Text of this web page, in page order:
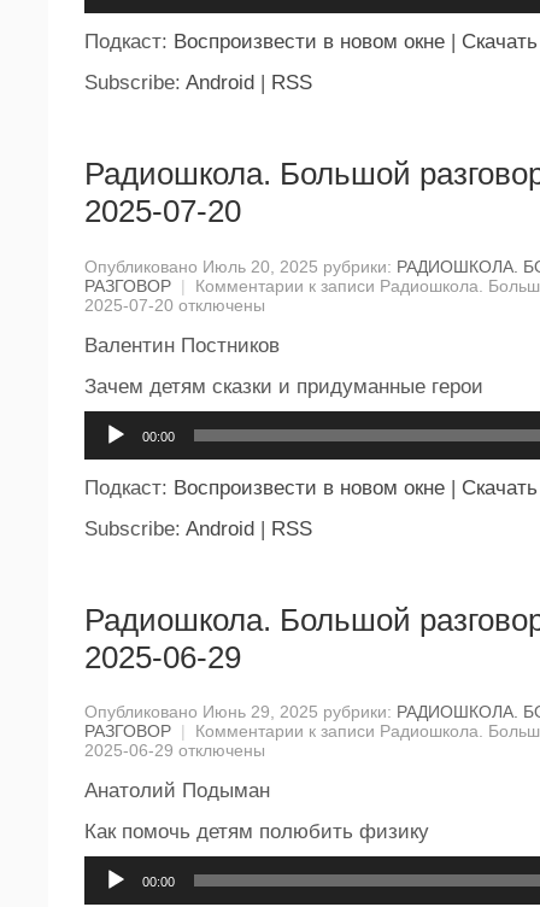
Подкаст: Воспроизвести в новом окне
Скачать
Subscribe: Android RSS
Радиошкола. Большой
2025-07-20
Опубликовано Июль 20, 2025 рубрики: РАДИОШКОЛА.
РАЗГОВОР | Комментарии к записи Радиошкола.
2025-07-20 отключены
Валентин Постников
Зачем детям сказки и придуманные герои
00:00
Подкаст: Воспроизвести в новом окне | Скачать
Subscribe: Android | RSS
Радиошкола. Большой
2025-06-29
Опубликовано Июнь 29, 2025 рубрики: РАДИОШКОЛА.
РАЗГОВОР | Комментарии к записи Радиошкола.
2025-06-29 отключены
Анатолий Подыман
Как помочь детям полюбить физику
00:00